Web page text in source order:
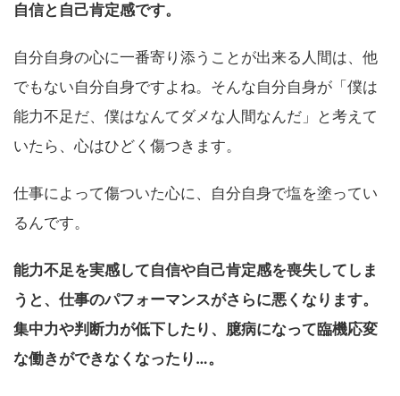
自信と自己肯定感です。
自分自身の心に一番寄り添うことが出来る人間は、他
でもない自分自身ですよね。そんな自分自身が「僕は
能力不足だ、僕はなんてダメな人間なんだ」と考えて
いたら、心はひどく傷つきます。
仕事によって傷ついた心に、自分自身で塩を塗ってい
るんです。
能力不足を実感して自信や自己肯定感を喪失してしま
うと、仕事のパフォーマンスがさらに悪くなります。
集中力や判断力が低下したり、臆病になって臨機応変
な働きができなくなったり…。